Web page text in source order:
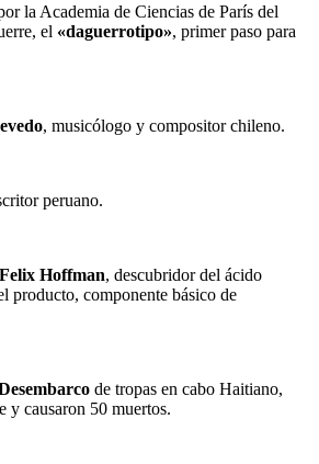
la Academia de Ciencias de París del
el «daguerrotipo», primer paso para
, musicólogo y compositor chileno.
peruano.
Felix Hoffman, descubridor del ácido
producto, componente básico de
de tropas en cabo Haitiano,
y causaron 50 muertos.